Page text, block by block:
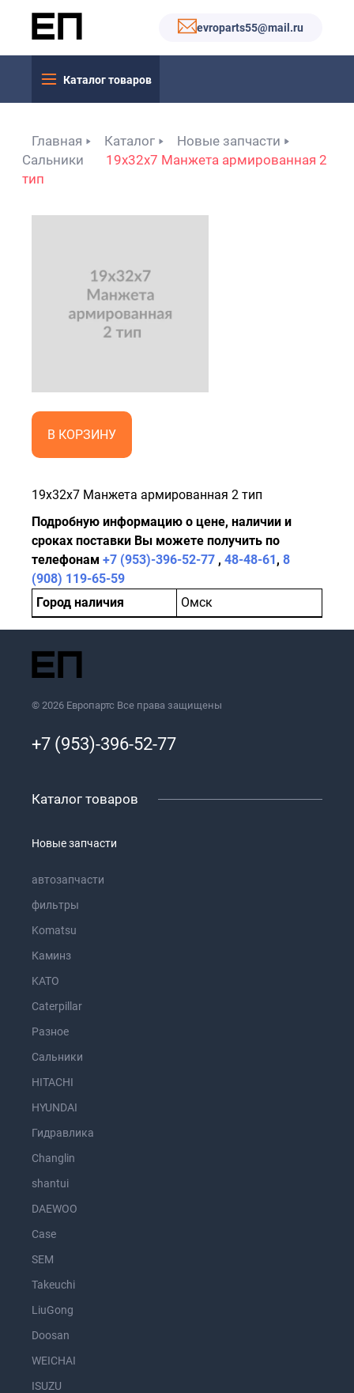
evroparts55@mail.ru
Каталог товаров
Главная Каталог
Новые запчасти
Сальники
19x32x7 Манжета армированная 2
тип
В КОРЗИНУ
19x32x7 Манжета армированная 2 тип
Подробную информацию о цене, наличии и
сроках поставки Вы можете получить по
телефонам +7 (953)-396-52-77 , 48-48-61, 8
(908) 119-65-59
Город наличия
Омск
© 2026 Европартс Все права защищены
+7 (953)-396-52-77
Каталог товаров
Новые запчасти
автозапчасти
фильтры
Komatsu
Каминз
KATO
Caterpillar
Разное
Сальники
HITACHI
HYUNDAI
Гидравлика
Changlin
shantui
DAEWOO
Case
SEM
Takeuchi
LiuGong
Doosan
WEICHAI
ISUZU